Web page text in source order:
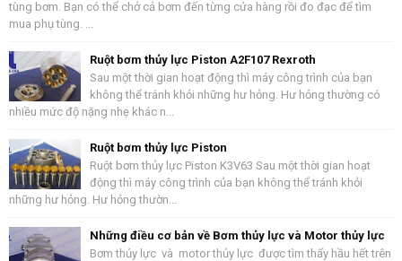
tùng bơm. Bạn có thể chở cả bơm đến từng cửa hàng rồi đo đạc để tìm
mua phụ tùng. ...
Ruột bơm thủy lực Piston A2F107 Rexroth
Sau một thời gian hoạt động thì máy công trình của bạn
không thể tránh khỏi những hư hỏng. Hư hỏng thường có
nhiều mức độ nặng nhẹ khác n...
Ruột bơm thủy lực Piston
Ruột bơm thủy lực Piston K3V63 Sau một thời gian hoạt
động thì máy công trình của bạn không thể tránh khỏi
những hư hỏng. Hư hỏng thườn...
Những điều cơ bản về Bơm thủy lực và Motor thủy lực
Bơm thủy lực và motor thủy lực được tìm thấy hầu hết trên